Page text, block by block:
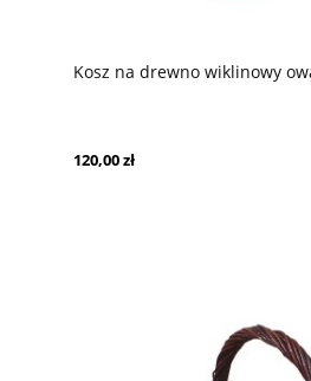
Kosz na drewno wiklinowy
120,00 zł